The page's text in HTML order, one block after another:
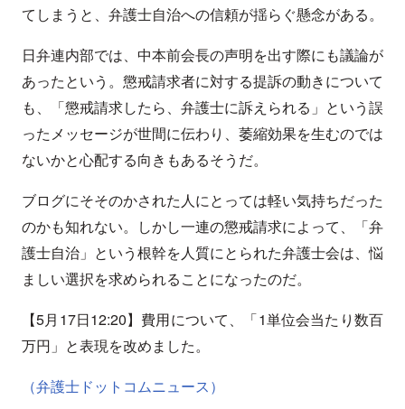
てしまうと、弁護士自治への信頼が揺らぐ懸念がある。
日弁連内部では、中本前会長の声明を出す際にも議論が
あったという。懲戒請求者に対する提訴の動きについて
も、「懲戒請求したら、弁護士に訴えられる」という誤
ったメッセージが世間に伝わり、萎縮効果を生むのでは
ないかと心配する向きもあるそうだ。
ブログにそそのかされた人にとっては軽い気持ちだった
のかも知れない。しかし一連の懲戒請求によって、「弁
護士自治」という根幹を人質にとられた弁護士会は、悩
ましい選択を求められることになったのだ。
【5月17日12:20】費用について、「1単位会当たり数百
万円」と表現を改めました。
（弁護士ドットコムニュース）